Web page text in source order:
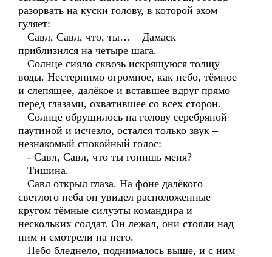
разорвать на куски голову, в которой эхом
гуляет:
Савл, Савл, что, ты… – Дамаск
приблизился на четыре шага.
Солнце сияло сквозь искрящуюся толщу
воды. Нестерпимо огромное, как небо, тёмное
и слепящее, далёкое и вставшее вдруг прямо
перед глазами, охватившее со всех сторон.
Солнце обрушилось на голову серебряной
паутиной и исчезло, остался только звук –
незнакомый спокойный голос:
- Савл, Савл, что ты гонишь меня?
Тишина.
Савл открыл глаза. На фоне далёкого
светлого неба он увидел расположенные
кругом тёмные силуэты командира и
нескольких солдат. Он лежал, они стояли над
ним и смотрели на него.
Небо бледнело, поднималось выше, и с ним